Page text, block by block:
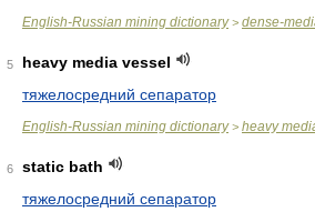
English-Russian mining dictionary> dense-
5
heavy media vessel
тяжелосредний сепаратор
English-Russian mining dictionary> heavy
6
static bath
тяжелосредний сепаратор